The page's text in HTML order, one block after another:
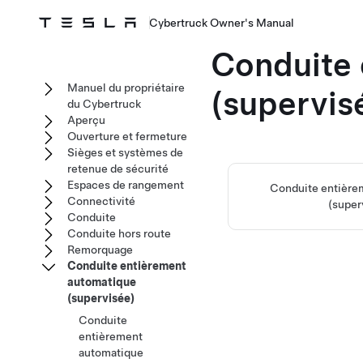
Cybertruck Owner's Manual
Conduite
Conduite
Manuel du propriétaire
du Cybertruck
Aperçu
Ouverture et fermeture
Sièges et systèmes de
retenue de sécurité
Espaces de rangement
Connectivité
Conduite
Conduite hors route
Remorquage
Conduite entièrement
automatique
(supervisée)
Conduite
entièrement
automatique